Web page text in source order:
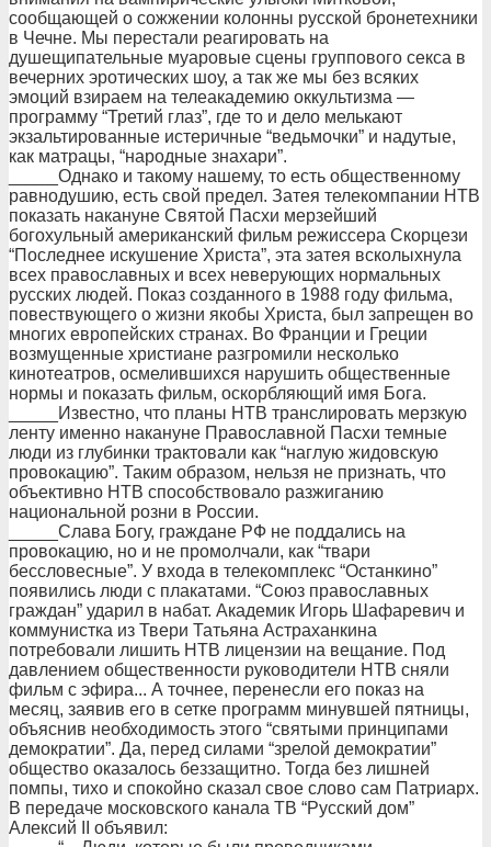
сообщающей о сожжении колонны русской бронетехники
в Чечне. Мы перестали реагировать на
душещипательные муаровые сцены группового секса в
вечерних эротических шоу, а так же мы без всяких
эмоций взираем на телеакадемию оккультизма —
программу “Третий глаз”, где то и дело мелькают
экзальтированные истеричные “ведьмочки” и надутые,
как матрацы, “народные знахари”.
_____Однако и такому нашему, то есть общественному
равнодушию, есть свой предел. Затея телекомпании НТВ
показать накануне Святой Пасхи мерзейший
богохульный американский фильм режиссера Скорцези
“Последнее искушение Христа”, эта затея всколыхнула
всех православных и всех неверующих нормальных
русских людей. Показ созданного в 1988 году фильма,
повествующего о жизни якобы Христа, был запрещен во
многих европейских странах. Во Франции и Греции
возмущенные христиане разгромили несколько
кинотеатров, осмелившихся нарушить общественные
нормы и показать фильм, оскорбляющий имя Бога.
_____Известно, что планы НТВ транслировать мерзкую
ленту именно накануне Православной Пасхи темные
люди из глубинки трактовали как “наглую жидовскую
провокацию”. Таким образом, нельзя не признать, что
объективно НТВ способствовало разжиганию
национальной розни в России.
_____Слава Богу, граждане РФ не поддались на
провокацию, но и не промолчали, как “твари
бессловесные”. У входа в телекомплекс “Останкино”
появились люди с плакатами. “Союз православных
граждан” ударил в набат. Академик Игорь Шафаревич и
коммунистка из Твери Татьяна Астраханкина
потребовали лишить НТВ лицензии на вещание. Под
давлением общественности руководители НТВ сняли
фильм с эфира... А точнее, перенесли его показ на
месяц, заявив его в сетке программ минувшей пятницы,
объяснив необходимость этого “святыми принципами
демократии”. Да, перед силами “зрелой демократии”
общество оказалось беззащитно. Тогда без лишней
помпы, тихо и спокойно сказал свое слово сам Патриарх.
В передаче московского канала ТВ “Русский дом”
Алексий II объявил: